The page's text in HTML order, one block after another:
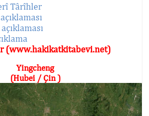
Târîhler
(www.hakikatkitabevi.net)
Yingcheng
(Hubei / Çin )